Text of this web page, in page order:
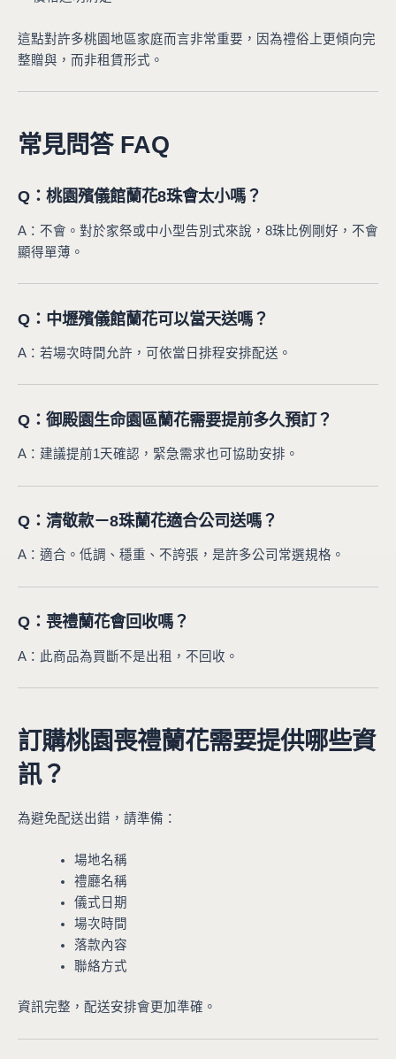
這點對許多桃園地區家庭而言非常重要，因為禮俗上更傾向完
整贈與，而非租賃形式。
常見問答 FAQ
Q：桃園殯儀館蘭花8珠會太小嗎？
A：不會。對於家祭或中小型告別式來說，8珠比例剛好，不會
顯得單薄。
Q：中壢殯儀館蘭花可以當天送嗎？
A：若場次時間允許，可依當日排程安排配送。
Q：御殿園生命園區蘭花需要提前多久預訂？
A：建議提前1天確認，緊急需求也可協助安排。
Q：清敬款－8珠蘭花適合公司送嗎？
A：適合。低調、穩重、不誇張，是許多公司常選規格。
Q：喪禮蘭花會回收嗎？
A：此商品為買斷不是出租，不回收。
訂購桃園喪禮蘭花需要提供哪些資
訊？
為避免配送出錯，請準備：
場地名稱
禮廳名稱
儀式日期
場次時間
落款內容
聯絡方式
資訊完整，配送安排會更加準確。